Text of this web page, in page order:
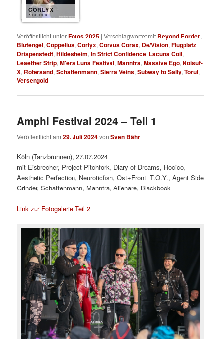
CORLYX
7 BILDER
Veröffentlicht unterFotos 2025 |Verschlagwortet mit Beyond Border,
Blutengel,Coppelius,Corlyx,Corvus Corax, De/Vision,Flugplatz
Drispenstedt,Hildesheim,In Strict Confidence, Lacuna Coil,
Leaether Strip,M'era Luna Festival,Manntra,Massive Ego,Noisuf-
X, Rotersand,Schattenmann,Sierra Veins,Subway to Sally,Torul,
Versengold
Amphi Festival 2024 – Teil 1
Veröffentlicht am29. Juli 2024vonSven Bähr
Köln (Tanzbrunnen), 27.07.2024
mit Eisbrecher, Project Pitchfork, Diary of Dreams, Hocico,
Aesthetic Perfection, Neuroticfish, Ost+Front, T.O.Y., Agent Side
Grinder, Schattenmann, Manntra, Alienare, Blackbook
Link zur Fotogalerie Teil 2